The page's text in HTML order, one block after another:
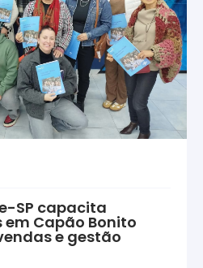
SP capacita
Capão Bonito
e gestão